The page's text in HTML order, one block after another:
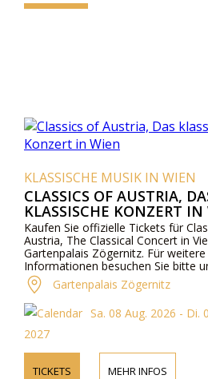
KLASSISCHE MUSIK IN WIEN
CLASSICS OF AUSTRIA,
KLASSISCHE KONZERT
Kaufen Sie offizielle Tickets für
Austria, The Classical Concert in
Gartenpalais Zögernitz. Für weitere
Informationen besuchen Sie bitte
Website.Gartenpalais Zögernitz
Sa. 08 Aug. 2026 - Di.
2027
TICKETS MEHR INFOS